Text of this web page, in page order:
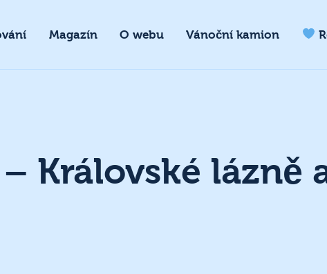
Magazín O webu Vánoční kamion
Královské lázně